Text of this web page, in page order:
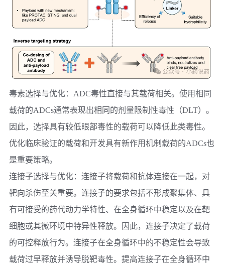
毒素选择与优化： ADC毒性直接与其载荷相关。使用相同
载荷的ADCs通常表现出相同的剂量限制性毒性（DLT）。
因此，选择具有较低眼部毒性的载荷可以降低此类毒性。
优化临床验证的载荷和开发具有新作用机制载荷的ADCs也
是重要策略。
连接子选择与优化： 连接子将载荷和抗体连接在一起，对
靶向杀伤至关重要。连接子的要求包括不形成聚集体、具
有可接受的药代动力学特性、在全身循环中稳定以及在靶
细胞或其微环境中特异性释放。因此，连接子决定了载荷
的可控释放行为。连接子在全身循环中的不稳定性会导致
载荷过早释放并诱导脱靶毒性。提高连接子在全身循环中